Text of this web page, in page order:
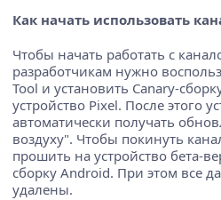
Как начать использовать
Чтобы начать работать с
разработчикам нужно
Tool и установить Canary-
устройство Pixel. После этого
автоматически получать
воздуху". Чтобы покинуть
прошить на устройство бета-
сборку Android. При этом все
удалены.